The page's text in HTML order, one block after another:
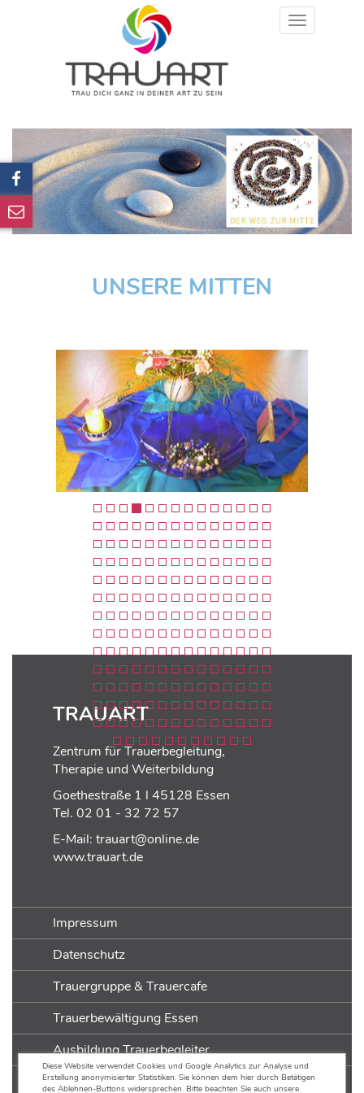
Toggle
UNSERE MITTEN
Previous
TRAUART
Zentrum für Trauerbegleitung,
Therapie und Weiterbildung
Goethestraße 1 l 45128 Essen
Tel. 02 01 - 32 72 57
E-Mail: trauart@online.de
www.trauart.de
Impressum
Datenschutz
Trauergruppe & Trauercafe
Trauerbewältigung Essen
Ausbildung Trauerbegleiter
Ausbildung Trauerarbeit
Diese Website verwendet Cookies und Google Analytics zur Analyse und
Erstellung anonymisierter Statistiken. Sie können dem hier durch Betätigen
des Ablehnen-Buttons widersprechen. Bitte beachten Sie auch unsere